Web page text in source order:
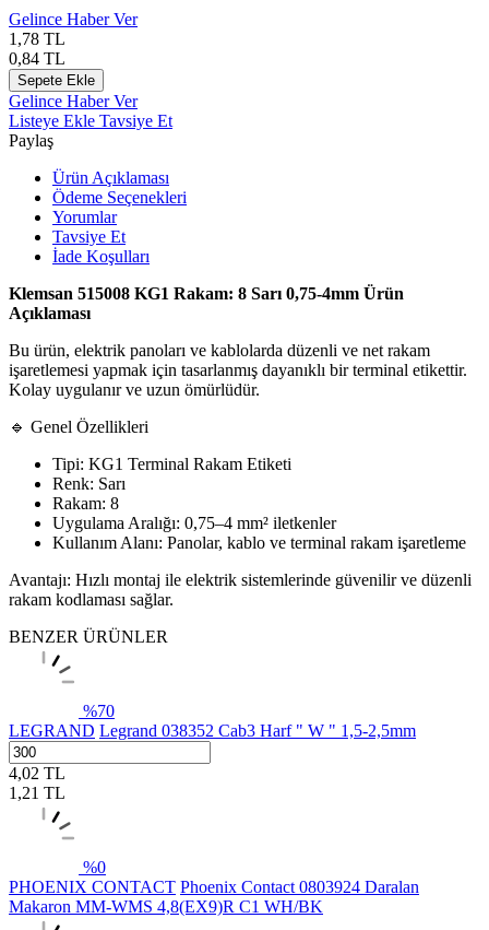
Gelince Haber Ver
1,78 TL
0,84 TL
Sepete Ekle
Gelince Haber Ver
Listeye Ekle Tavsiye Et
Paylaş
Ürün Açıklaması
Ödeme Seçenekleri
Yorumlar
Tavsiye Et
İade Koşulları
Klemsan 515008 KG1 Rakam: 8 Sarı 0,75-4mm Ürün
Açıklaması
Bu ürün, elektrik panoları ve kablolarda düzenli ve net rakam
işaretlemesi yapmak için tasarlanmış dayanıklı bir terminal etikettir.
Kolay uygulanır ve uzun ömürlüdür.
🔹 Genel Özellikleri
Tipi: KG1 Terminal Rakam Etiketi
Renk: Sarı
Rakam: 8
Uygulama Aralığı: 0,75–4 mm² iletkenler
Kullanım Alanı: Panolar, kablo ve terminal rakam işaretleme
Avantajı: Hızlı montaj ile elektrik sistemlerinde güvenilir ve düzenli
rakam kodlaması sağlar.
BENZER ÜRÜNLER
%70
LEGRAND Legrand 038352 Cab3 Harf " W " 1,5-2,5mm
4,02 TL
1,21 TL
%0
PHOENIX CONTACT Phoenix Contact 0803924 Daralan
Makaron MM-WMS 4,8(EX9)R C1 WH/BK